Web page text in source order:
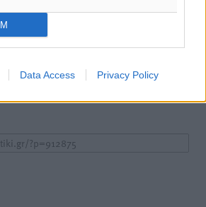
Data Access Privacy Policy
η χρήση του παρακάτω